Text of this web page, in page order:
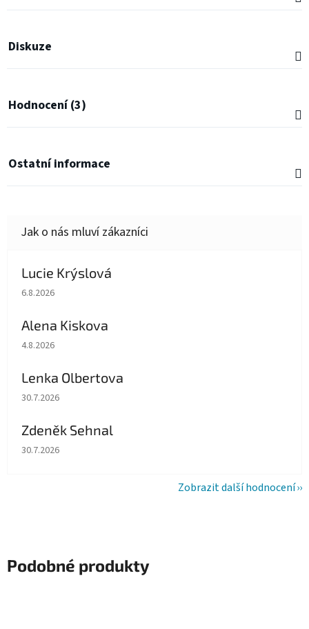
Diskuze
Hodnocení (3)
Ostatní informace
Lucie Krýslová
Hodnocení obchodu je 5 z 5 hvězdiček.
6.8.2026
Alena Kiskova
Hodnocení obchodu je 5 z 5 hvězdiček.
4.8.2026
Lenka Olbertova
Hodnocení obchodu je 5 z 5 hvězdiček.
30.7.2026
Zdeněk Sehnal
Hodnocení obchodu je 5 z 5 hvězdiček.
30.7.2026
Zobrazit další hodnocení
Podobné produkty